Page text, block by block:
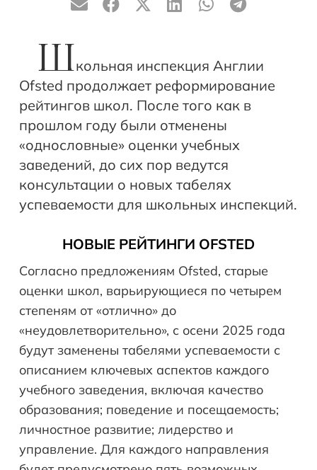
Школьная инспекция Англии
Ofsted продолжает реформирование
рейтингов школ. После того как в
прошлом году были отменены
«однословные» оценки учебных
заведений, до сих пор ведутся
консультации о новых табелях
успеваемости для школьных инспекций.
НОВЫЕ РЕЙТИНГИ OFSTED
Согласно предложениям Ofsted, старые
оценки школ, варьирующиеся по четырем
степеням от «отлично» до
«неудовлетворительно», с осени 2025 года
будут заменены табелями успеваемости с
описанием ключевых аспектов каждого
учебного заведения, включая качество
образования; поведение и посещаемость;
личностное развитие; лидерство и
управление. Для каждого направления